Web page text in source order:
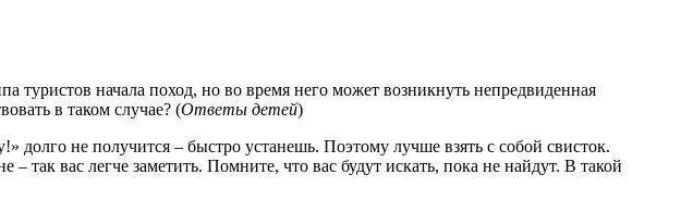
начала поход, но во время него может возникнуть непредвиденная
в таком случае? (Ответы детей)
долго не получится – быстро устанешь. Поэтому лучше взять с собой свисток.
так вас легче заметить. Помните, что вас будут искать, пока не найдут. В такой